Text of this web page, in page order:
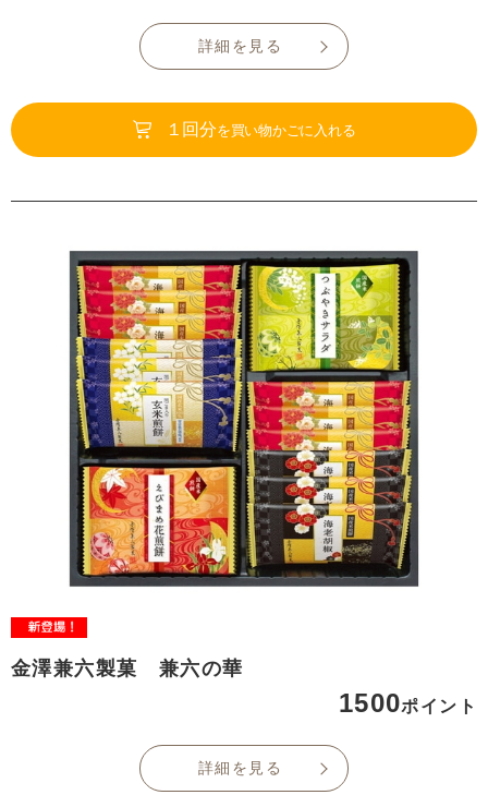
詳細を見る
１回分を買い物かごに入れる
金澤兼六製菓 兼六の華
1500ポイント
詳細を見る